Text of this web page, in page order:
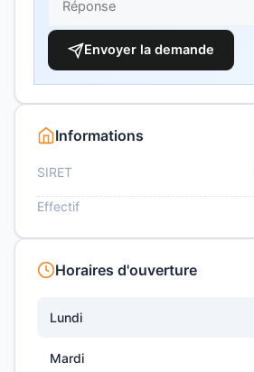
Envoyer la demande
Informations
SIRET
Effectif
Horaires d'ouverture
Lundi
Mardi